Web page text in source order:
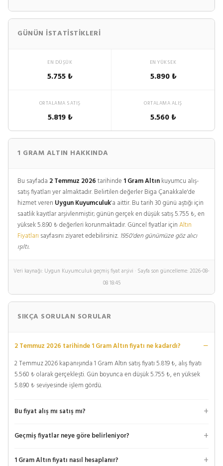
GÜNÜN İSTATISTIKLERI
EN DÜŞÜK
5.755 ₺
EN YÜKSEK
5.890 ₺
ORTALAMA SATIŞ
5.819 ₺
ORTALAMA ALIŞ
5.560 ₺
1 GRAM ALTIN HAKKINDA
Bu sayfada 2 Temmuz 2026tarihinde 1 Gram Altınkuyumcu alış-
satış fiyatları yer almaktadır. Belirtilen değerler Biga Çanakkale'de
hizmet veren Uygun Kuyumculuk'a aittir. Bu tarih 30 günü aştığı için
saatlik kayıtlar arşivlenmiştir; günün gerçek en düşük satış 5.755 ₺, en
yüksek 5.890 ₺ değerleri korunmaktadır. Güncel fiyatlar içinAltın
Fiyatları sayfasını ziyaret edebilirsiniz. 1950'den günümüze göz alıcı
ışıltı.
Veri kaynağı: Uygun Kuyumculuk geçmiş fiyat arşivi · Sayfa son güncelleme: 2026-08-
08 18:45
SIKÇA SORULAN SORULAR
2 Temmuz 2026 tarihinde 1 Gram Altın fiyatı ne kadardı?
2 Temmuz 2026 kapanışında 1 Gram Altın satış fiyatı 5.819 ₺, alış fiyatı
5.560 ₺ olarak gerçekleşti. Gün boyunca en düşük 5.755 ₺, en yüksek
5.890 ₺ seviyesinde işlem gördü.
Bu fiyat alış mı satış mı?
Geçmiş fiyatlar neye göre belirleniyor?
1 Gram Altın fiyatı nasıl hesaplanır?